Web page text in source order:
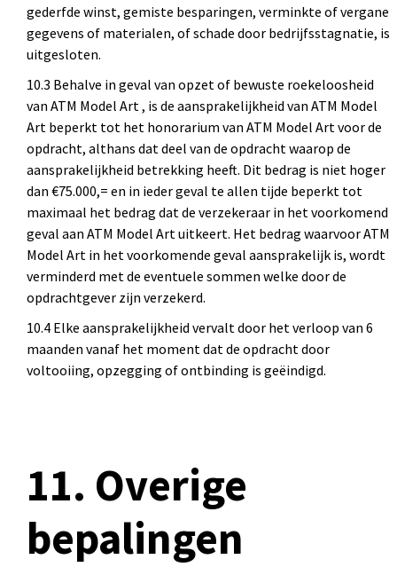
gederfde winst, gemiste besparingen, verminkte of vergane
gegevens of materialen, of schade door bedrijfsstagnatie, is
uitgesloten.
10.3 Behalve in geval van opzet of bewuste roekeloosheid
van ATM Model Art , is de aansprakelijkheid van ATM Model
Art beperkt tot het honorarium van ATM Model Art voor de
opdracht, althans dat deel van de opdracht waarop de
aansprakelijkheid betrekking heeft. Dit bedrag is niet hoger
dan €75.000,= en in ieder geval te allen tijde beperkt tot
maximaal het bedrag dat de verzekeraar in het voorkomend
geval aan ATM Model Art uitkeert. Het bedrag waarvoor ATM
Model Art in het voorkomende geval aansprakelijk is, wordt
verminderd met de eventuele sommen welke door de
opdrachtgever zijn verzekerd.
10.4 Elke aansprakelijkheid vervalt door het verloop van 6
maanden vanaf het moment dat de opdracht door
voltooiing, opzegging of ontbinding is geëindigd.
11. Overige
bepalingen